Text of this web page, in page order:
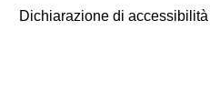
Dichiarazione di